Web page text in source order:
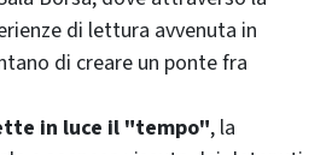
di lettura avvenuta in
di creare un ponte fra
in luce il "tempo", la